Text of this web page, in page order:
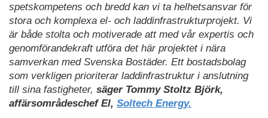
spetskompetens och bredd kan vi ta helhetsansvar för
stora och komplexa el- och laddinfrastrukturprojekt. Vi
är både stolta och motiverade att med vår expertis och
genomförandekraft utföra det här projektet i nära
samverkan med Svenska Bostäder. Ett bostadsbolag
som verkligen prioriterar laddinfrastruktur i anslutning
till sina fastigheter, säger Tommy Stoltz Björk,
affärsområdeschef El, Soltech Energy.